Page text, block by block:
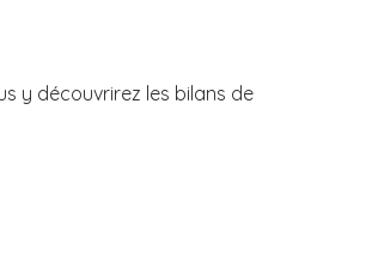
y découvrirez les bilans de